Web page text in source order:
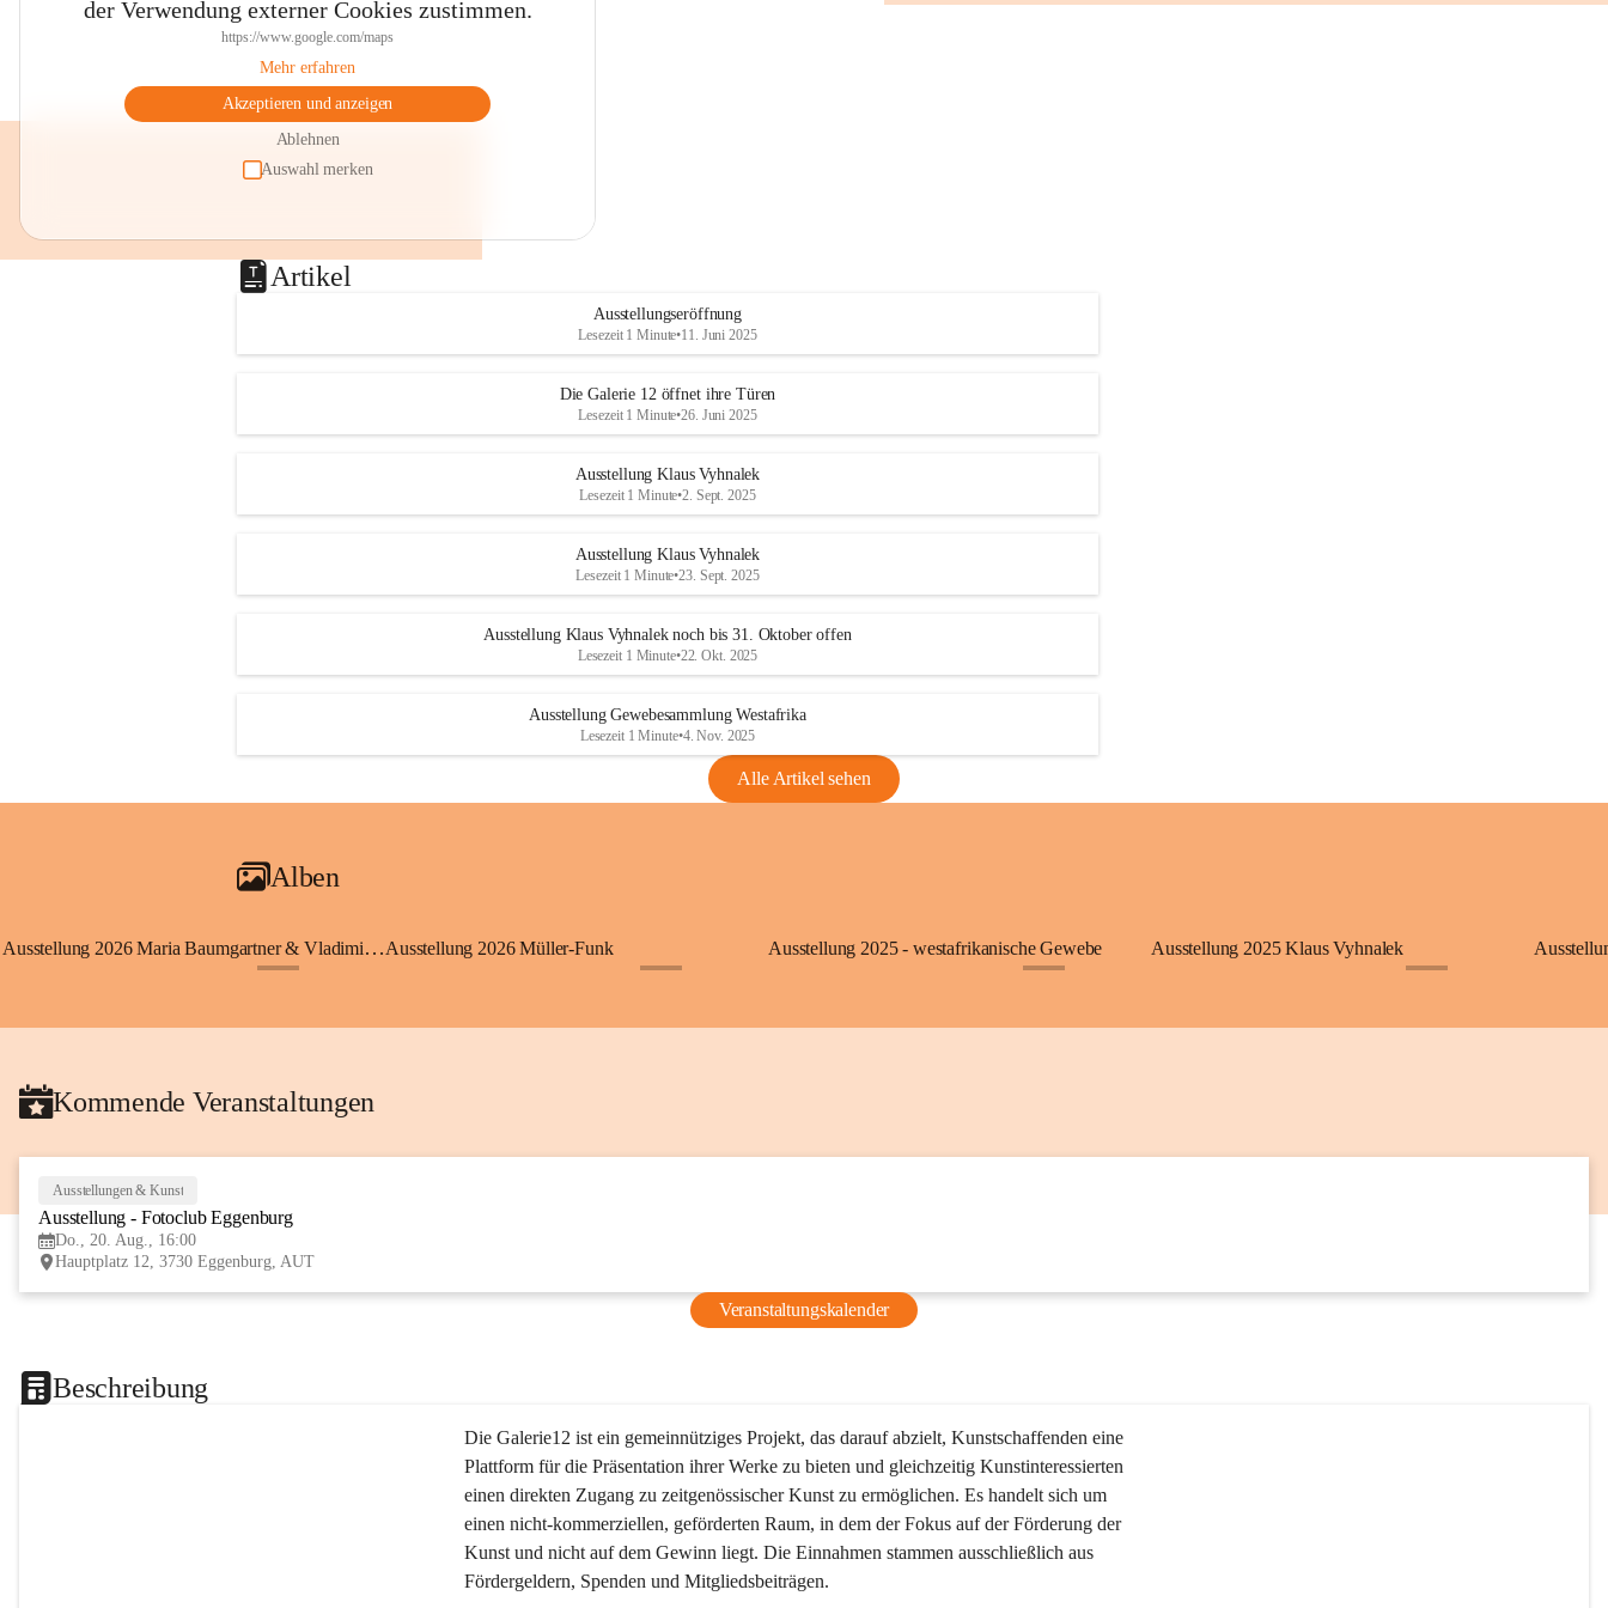
der Verwendung externer Cookies zustimmen.
https://www.google.com/maps
Mehr erfahren
Akzeptieren und anzeigen
Ablehnen
Auswahl merken
Artikel
Ausstellungseröffnung
Lesezeit 1 Minute•11. Juni 2025
Die Galerie 12 öffnet ihre Türen
Lesezeit 1 Minute•26. Juni 2025
Ausstellung Klaus Vyhnalek
Lesezeit 1 Minute•2. Sept. 2025
Ausstellung Klaus Vyhnalek
Lesezeit 1 Minute•23. Sept. 2025
Ausstellung Klaus Vyhnalek noch bis 31. Oktober offen
Lesezeit 1 Minute•22. Okt. 2025
Ausstellung Gewebesammlung Westafrika
Lesezeit 1 Minute•4. Nov. 2025
Alle Artikel sehen
Alben
Ausstellung 2026 Maria Baumgartner & Vladimir KociAusstellung 2026 Müller-Funk Ausstellung 2025 - westafrikanische Gewebe Ausstellung 2025 Klaus Vyhnalek
Kommende Veranstaltungen
Ausstellungen & Kunst
Ausstellung - Fotoclub Eggenburg
Do., 20. Aug., 16:00
Hauptplatz 12, 3730 Eggenburg, AUT
Veranstaltungskalender
Beschreibung
Die Galerie12 ist ein gemeinnütziges Projekt, das darauf abzielt, Kunstschaffenden eine
Plattform für die Präsentation ihrer Werke zu bieten und gleichzeitig Kunstinteressierten
einen direkten Zugang zu zeitgenössischer Kunst zu ermöglichen. Es handelt sich um
einen nicht-kommerziellen, geförderten Raum, in dem der Fokus auf der Förderung der
Kunst und nicht auf dem Gewinn liegt. Die Einnahmen stammen ausschließlich aus
Fördergeldern, Spenden und Mitgliedsbeiträgen.